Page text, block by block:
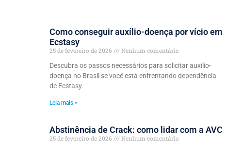
Como conseguir auxílio-doença por vício em
Ecstasy
25 de fevereiro de 2026
Nenhum comentário
Descubra os passos necessários para solicitar auxílio-
doença no Brasil se você está enfrentando dependência
de Ecstasy.
Leia mais »
Abstinência de Crack: como lidar com a AVC
25 de fevereiro de 2026
Nenhum comentário